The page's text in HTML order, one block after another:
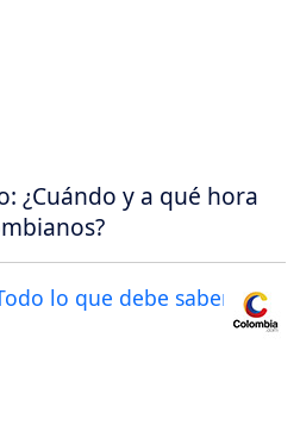
¿Cuándo y a qué hora